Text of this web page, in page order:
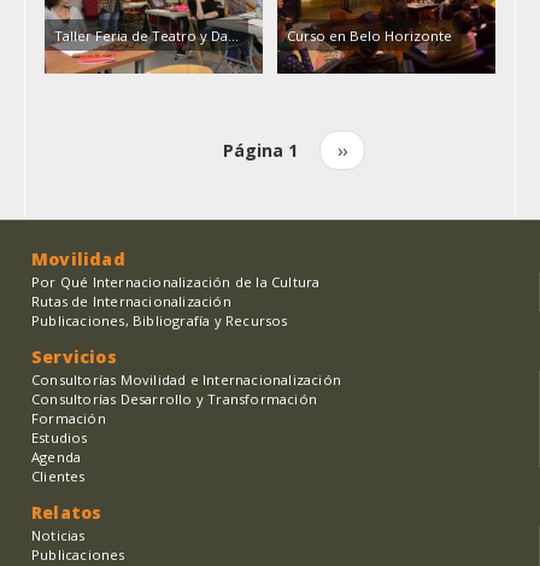
Taller Feria de Teatro y Da... Curso en Belo Horizonte
Página 1
Siguiente
página
››
Movilidad
Por Qué Internacionalización de la Cultura
Rutas de Internacionalización
Publicaciones, Bibliografía y Recursos
Servicios
Consultorías Movilidad e Internacionalización
Consultorías Desarrollo y Transformación
Formación
Estudios
Agenda
Clientes
Relatos
Noticias
Publicaciones